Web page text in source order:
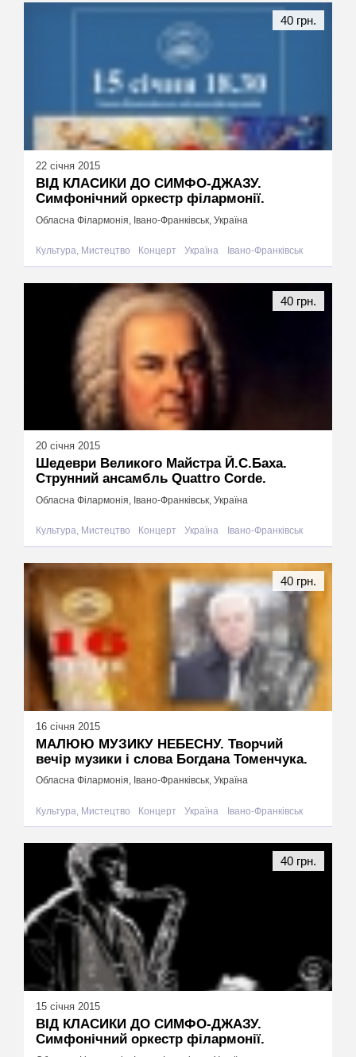
22 січня 2015
ВІД КЛАСИКИ ДО СИМФО-ДЖАЗУ.
Симфонічний оркестр філармонії.
Обласна Філармонія, Івано-Франківськ, Україна
Культура, Мистецтво Концерт Україна Івано-Франківськ
40 грн.
20 січня 2015
Шедеври Великого Майстра Й.С.Баха.
Струнний ансамбль Quattro Corde.
Обласна Філармонія, Івано-Франківськ, Україна
Культура, Мистецтво Концерт Україна Івано-Франківськ
40 грн.
16 січня 2015
МАЛЮЮ МУЗИКУ НЕБЕСНУ. Творчий
вечір музики і слова Богдана Томенчука.
Обласна Філармонія, Івано-Франківськ, Україна
Культура, Мистецтво Концерт Україна Івано-Франківськ
40 грн.
15 січня 2015
ВІД КЛАСИКИ ДО СИМФО-ДЖАЗУ.
Симфонічний оркестр філармонії.
40 грн.